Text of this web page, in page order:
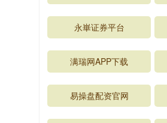
永崋证券平台
满瑞网APP下载
易操盘配资官网